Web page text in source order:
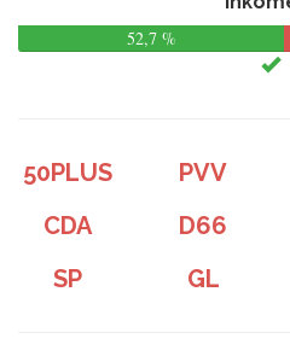
52,7 %
50PLUS PVV
CDA
D66
SP
GL